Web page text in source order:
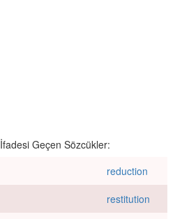
İfadesi Geçen Sözcükler:
reduction
restitution